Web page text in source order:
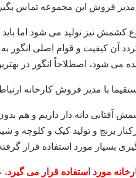
مدیر فروش این مجموعه تماس
نوع کشمش نیز تولید می‌ شود
آن کیفیت و قوام اصلی انگور
می‌ شود، اصطلاحاً انگور در
با مدیر فروش کارخانه
آفتابی دانه‌ دار داریم و هم
برنج و تولید کیک و کلوچه و
بسیار مورد استفاده قرار
مورد استفاده قرار می گیرد.